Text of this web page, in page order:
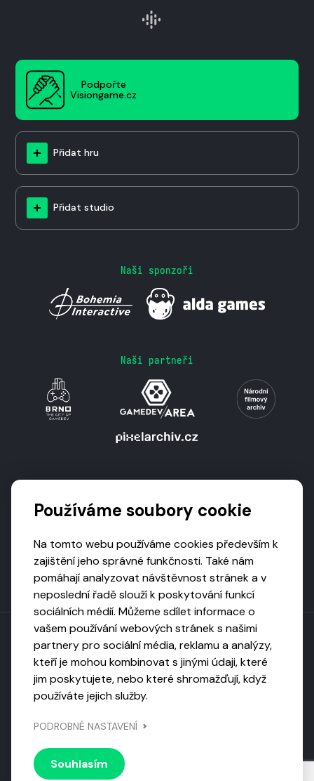
Podpořte
Visiongame.cz
Přidat hru
Přidat studio
Naši sponzoři
Naši partneři
Toto dílo podléhá licenci CC BY-NC-ND
Uveďte původ, neužívejte komerčně, nezpracovávejte.
Národní knihovnou ČR
© 2026 Visiongame. Všechna práva vyhrazena.
Používáme soubory cookie
Na tomto webu používáme cookies především k
zajištění jeho správné funkčnosti. Také nám
pomáhají analyzovat návštěvnost stránek a v
neposlední řadě slouží k poskytování funkcí
sociálních médií. Můžeme sdílet informace o
vašem používání webových stránek s našimi
partnery pro sociální média, reklamu a analýzy,
kteří je mohou kombinovat s jinými údaji, které
jim poskytujete, nebo které shromažďují, když
používáte jejich služby.
PODROBNÉ NASTAVENÍ
Souhlasím